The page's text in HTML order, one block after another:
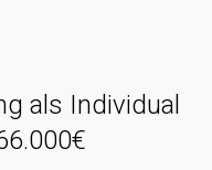
als Individual